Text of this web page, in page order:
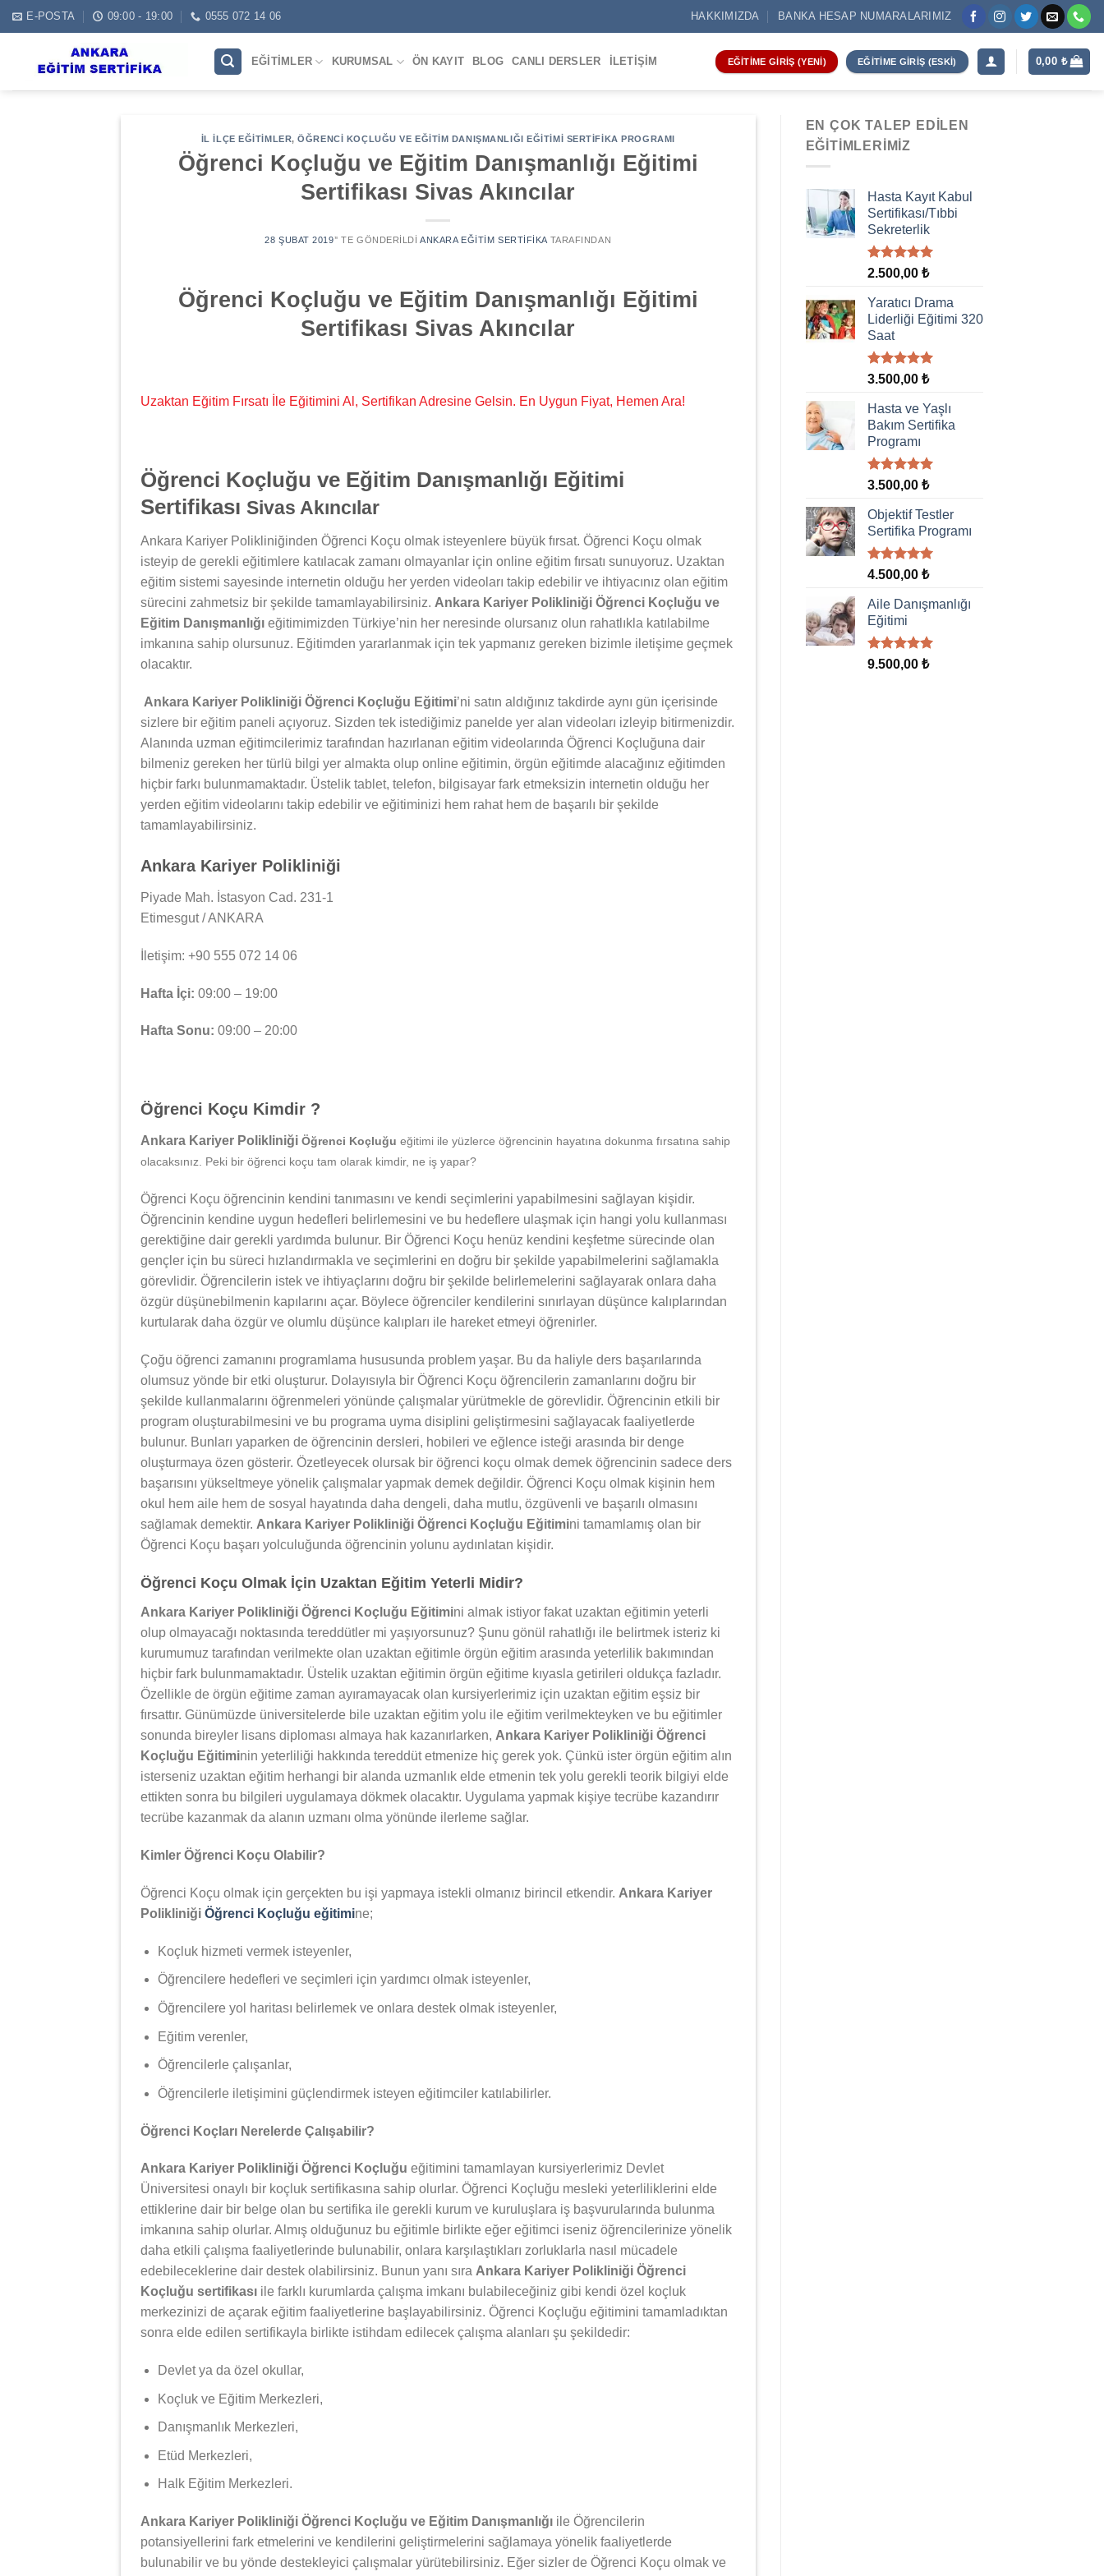
Skip
to
E-POSTA 09:00 - 19:00 0555 072 14 06 HAKKIMIZDA BANKA HESAP NUMARALARIMIZ
EĞITIMLER KURUMSAL ÖN KAYIT BLOG CANLI DERSLER İLETIŞIM EĞITIME GIRIŞ (YENI) EĞITIME GIRIŞ (ESKI) 0,00 ₺
İL İLÇE EĞITIMLER,ÖĞRENCI KOÇLUĞU VE EĞITIM DANIŞMANLIĞI EĞITIMI SERTIFIKA PROGRAMI
Öğrenci Koçluğu ve Eğitim Danışmanlığı Eğitimi
Sertifikası Sivas Akıncılar
28 ŞUBAT 2019’' TE GÖNDERILDI ANKARA EĞITIM SERTIFIKA TARAFINDAN
Öğrenci Koçluğu ve Eğitim Danışmanlığı Eğitimi
Sertifikası Sivas Akıncılar
Uzaktan Eğitim Fırsatı İle Eğitimini Al, Sertifikan Adresine Gelsin. En Uygun Fiyat, Hemen Ara!
Öğrenci Koçluğu ve Eğitim Danışmanlığı Eğitimi
Sertifikası Sivas Akıncılar
Ankara Kariyer Polikliniğinden Öğrenci Koçu olmak isteyenlere büyük fırsat. Öğrenci Koçu olmak
isteyip de gerekli eğitimlere katılacak zamanı olmayanlar için online eğitim fırsatı sunuyoruz. Uzaktan
eğitim sistemi sayesinde internetin olduğu her yerden videoları takip edebilir ve ihtiyacınız olan eğitim
sürecini zahmetsiz bir şekilde tamamlayabilirsiniz. Ankara Kariyer Polikliniği Öğrenci Koçluğu ve
Eğitim Danışmanlığı eğitimimizden Türkiye’nin her neresinde olursanız olun rahatlıkla katılabilme
imkanına sahip olursunuz. Eğitimden yararlanmak için tek yapmanız gereken bizimle iletişime geçmek
olacaktır.
Ankara Kariyer Polikliniği Öğrenci Koçluğu Eğitimi’ni satın aldığınız takdirde aynı gün içerisinde
sizlere bir eğitim paneli açıyoruz. Sizden tek istediğimiz panelde yer alan videoları izleyip bitirmenizdir.
Alanında uzman eğitimcilerimiz tarafından hazırlanan eğitim videolarında Öğrenci Koçluğuna dair
bilmeniz gereken her türlü bilgi yer almakta olup online eğitimin, örgün eğitimde alacağınız eğitimden
hiçbir farkı bulunmamaktadır. Üstelik tablet, telefon, bilgisayar fark etmeksizin internetin olduğu her
yerden eğitim videolarını takip edebilir ve eğitiminizi hem rahat hem de başarılı bir şekilde
tamamlayabilirsiniz.
Ankara Kariyer Polikliniği
Piyade Mah. İstasyon Cad. 231-1
Etimesgut / ANKARA
İletişim: +90 555 072 14 06
Hafta İçi: 09:00 – 19:00
Hafta Sonu: 09:00 – 20:00
Öğrenci Koçu Kimdir ?
Ankara Kariyer Polikliniği Öğrenci Koçluğu eğitimi ile yüzlerce öğrencinin hayatına dokunma fırsatına sahip
olacaksınız. Peki bir öğrenci koçu tam olarak kimdir, ne iş yapar?
Öğrenci Koçu öğrencinin kendini tanımasını ve kendi seçimlerini yapabilmesini sağlayan kişidir.
Öğrencinin kendine uygun hedefleri belirlemesini ve bu hedeflere ulaşmak için hangi yolu kullanması
gerektiğine dair gerekli yardımda bulunur. Bir Öğrenci Koçu henüz kendini keşfetme sürecinde olan
gençler için bu süreci hızlandırmakla ve seçimlerini en doğru bir şekilde yapabilmelerini sağlamakla
görevlidir. Öğrencilerin istek ve ihtiyaçlarını doğru bir şekilde belirlemelerini sağlayarak onlara daha
özgür düşünebilmenin kapılarını açar. Böylece öğrenciler kendilerini sınırlayan düşünce kalıplarından
kurtularak daha özgür ve olumlu düşünce kalıpları ile hareket etmeyi öğrenirler.
Çoğu öğrenci zamanını programlama hususunda problem yaşar. Bu da haliyle ders başarılarında
olumsuz yönde bir etki oluşturur. Dolayısıyla bir Öğrenci Koçu öğrencilerin zamanlarını doğru bir
şekilde kullanmalarını öğrenmeleri yönünde çalışmalar yürütmekle de görevlidir. Öğrencinin etkili bir
program oluşturabilmesini ve bu programa uyma disiplini geliştirmesini sağlayacak faaliyetlerde
bulunur. Bunları yaparken de öğrencinin dersleri, hobileri ve eğlence isteği arasında bir denge
oluşturmaya özen gösterir. Özetleyecek olursak bir öğrenci koçu olmak demek öğrencinin sadece ders
başarısını yükseltmeye yönelik çalışmalar yapmak demek değildir. Öğrenci Koçu olmak kişinin hem
okul hem aile hem de sosyal hayatında daha dengeli, daha mutlu, özgüvenli ve başarılı olmasını
sağlamak demektir. Ankara Kariyer Polikliniği Öğrenci Koçluğu Eğitimini tamamlamış olan bir
Öğrenci Koçu başarı yolculuğunda öğrencinin yolunu aydınlatan kişidir.
Öğrenci Koçu Olmak İçin Uzaktan Eğitim Yeterli Midir?
Ankara Kariyer Polikliniği Öğrenci Koçluğu Eğitimini almak istiyor fakat uzaktan eğitimin yeterli
olup olmayacağı noktasında tereddütler mi yaşıyorsunuz? Şunu gönül rahatlığı ile belirtmek isteriz ki
kurumumuz tarafından verilmekte olan uzaktan eğitimle örgün eğitim arasında yeterlilik bakımından
hiçbir fark bulunmamaktadır. Üstelik uzaktan eğitimin örgün eğitime kıyasla getirileri oldukça fazladır.
Özellikle de örgün eğitime zaman ayıramayacak olan kursiyerlerimiz için uzaktan eğitim eşsiz bir
fırsattır. Günümüzde üniversitelerde bile uzaktan eğitim yolu ile eğitim verilmekteyken ve bu eğitimler
sonunda bireyler lisans diploması almaya hak kazanırlarken, Ankara Kariyer Polikliniği Öğrenci
Koçluğu Eğitiminin yeterliliği hakkında tereddüt etmenize hiç gerek yok. Çünkü ister örgün eğitim alın
isterseniz uzaktan eğitim herhangi bir alanda uzmanlık elde etmenin tek yolu gerekli teorik bilgiyi elde
ettikten sonra bu bilgileri uygulamaya dökmek olacaktır. Uygulama yapmak kişiye tecrübe kazandırır
tecrübe kazanmak da alanın uzmanı olma yönünde ilerleme sağlar.
Kimler Öğrenci Koçu Olabilir?
Öğrenci Koçu olmak için gerçekten bu işi yapmaya istekli olmanız birincil etkendir. Ankara Kariyer
Polikliniği Öğrenci Koçluğu eğitimine;
Koçluk hizmeti vermek isteyenler,
Öğrencilere hedefleri ve seçimleri için yardımcı olmak isteyenler,
Öğrencilere yol haritası belirlemek ve onlara destek olmak isteyenler,
Eğitim verenler,
Öğrencilerle çalışanlar,
Öğrencilerle iletişimini güçlendirmek isteyen eğitimciler katılabilirler.
Öğrenci Koçları Nerelerde Çalışabilir?
Ankara Kariyer Polikliniği Öğrenci Koçluğu eğitimini tamamlayan kursiyerlerimiz Devlet
Üniversitesi onaylı bir koçluk sertifikasına sahip olurlar. Öğrenci Koçluğu mesleki yeterliliklerini elde
ettiklerine dair bir belge olan bu sertifika ile gerekli kurum ve kuruluşlara iş başvurularında bulunma
imkanına sahip olurlar. Almış olduğunuz bu eğitimle birlikte eğer eğitimci iseniz öğrencilerinize yönelik
daha etkili çalışma faaliyetlerinde bulunabilir, onlara karşılaştıkları zorluklarla nasıl mücadele
edebileceklerine dair destek olabilirsiniz. Bunun yanı sıra Ankara Kariyer Polikliniği Öğrenci
Koçluğu sertifikası ile farklı kurumlarda çalışma imkanı bulabileceğiniz gibi kendi özel koçluk
merkezinizi de açarak eğitim faaliyetlerine başlayabilirsiniz. Öğrenci Koçluğu eğitimini tamamladıktan
sonra elde edilen sertifikayla birlikte istihdam edilecek çalışma alanları şu şekildedir:
Devlet ya da özel okullar,
Koçluk ve Eğitim Merkezleri,
Danışmanlık Merkezleri,
Etüd Merkezleri,
Halk Eğitim Merkezleri.
Ankara Kariyer Polikliniği Öğrenci Koçluğu ve Eğitim Danışmanlığı ile Öğrencilerin
potansiyellerini fark etmelerini ve kendilerini geliştirmelerini sağlamaya yönelik faaliyetlerde
bulunabilir ve bu yönde destekleyici çalışmalar yürütebilirsiniz. Eğer sizler de Öğrenci Koçu olmak ve
EN ÇOK TALEP EDILEN
EĞITIMLERIMIZ
Hasta Kayıt Kabul
Sertifikası/Tıbbi
Sekreterlik
5 üzerinden
oy
aldı
2.500,00 ₺
Yaratıcı Drama
Liderliği Eğitimi 320
Saat
5 üzerinden
oy
aldı
3.500,00 ₺
Hasta ve Yaşlı
Bakım Sertifika
Programı
5 üzerinden
oy
aldı
3.500,00 ₺
Objektif Testler
Sertifika Programı
5 üzerinden
oy
aldı
4.500,00 ₺
Aile Danışmanlığı
Eğitimi
5 üzerinden
oy
9.500,00 ₺